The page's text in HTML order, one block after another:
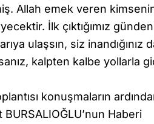
Allah emek veren
İlk çıktığımız
ulaşsın, siz inandığınız
kalpten kalbe yollarla
konuşmaların
Haberi